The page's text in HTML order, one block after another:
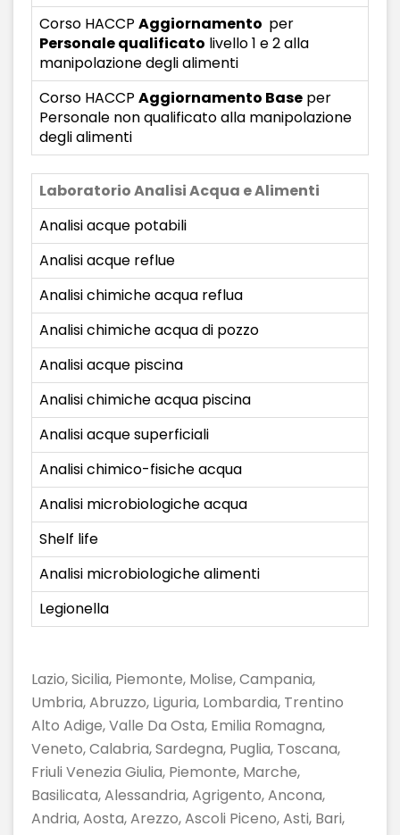
Corso HACCP Aggiornamento per
Personale qualificato livello 1 e 2 alla
manipolazione degli alimenti
Corso HACCP Aggiornamento Base per
Personale non qualificato alla manipolazione
degli alimenti
Laboratorio Analisi Acqua e Alimenti
Analisi acque potabili
Analisi acque reflue
Analisi chimiche acqua reflua
Analisi chimiche acqua di pozzo
Analisi acque piscina
Analisi chimiche acqua piscina
Analisi acque superficiali
Analisi chimico-fisiche acqua
Analisi microbiologiche acqua
Shelf life
Analisi microbiologiche alimenti
Legionella
Lazio, Sicilia, Piemonte, Molise, Campania,
Umbria, Abruzzo, Liguria, Lombardia, Trentino
Alto Adige, Valle Da Osta, Emilia Romagna,
Veneto, Calabria, Sardegna, Puglia, Toscana,
Friuli Venezia Giulia, Piemonte, Marche,
Basilicata, Alessandria, Agrigento, Ancona,
Andria, Aosta, Arezzo, Ascoli Piceno, Asti, Bari,